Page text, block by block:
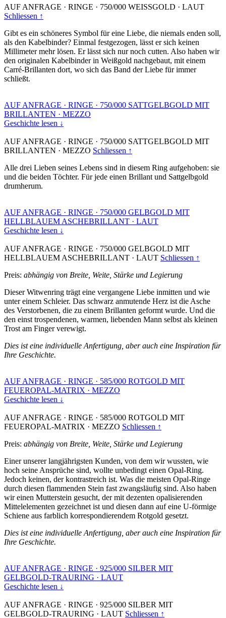
AUF ANFRAGE · RINGE · 750/000 WEISSGOLD · LAUT
Schliessen ↑
Gibt es ein schöneres Symbol für eine Liebe, die niemals enden soll,
als den Kabelbinder? Einmal festgezogen, lässt er sich keinen
Millimeter mehr lösen. Er lässt sich nur noch cutten. Also haben wir
den originalen Kabelbinder in Weißgold nachgebaut, mit einem
Carré-Brillanten dort, wo sich das Band der Liebe für immer
schließt.
AUF ANFRAGE · RINGE · 750/000 SATTGELBGOLD MIT
BRILLANTEN · MEZZO
Geschichte lesen ↓
AUF ANFRAGE · RINGE · 750/000 SATTGELBGOLD MIT
BRILLANTEN · MEZZO Schliessen ↑
Alle drei Lieben seines Lebens sind in diesem Ring aufgehoben: sie
und die beiden Töchter. Für jede einen Brillant und Sattgelbgold
drumherum.
AUF ANFRAGE · RINGE · 750/000 GELBGOLD MIT
HELLBLAUEM ASCHEBRILLANT · LAUT
Geschichte lesen ↓
AUF ANFRAGE · RINGE · 750/000 GELBGOLD MIT
HELLBLAUEM ASCHEBRILLANT · LAUT Schliessen ↑
Preis: abhängig von Breite, Weite, Stärke und Legierung
Dieser Witwenring trägt eine vergangene Liebe inmitten und wie
unter einem Schleier. Das schwarz anmutende Herz ist die Asche
des Verstorbenen, die zu einem Brillanten geformt wurde. Und die
den einst trospendenen, warmen, liebenden Mann selbst als kleinen
Trost am Finger verewigt.
Dies ist eine individuelle Anfertigung, aber auch eine Inspiration für
Ihre Geschichte.
AUF ANFRAGE · RINGE · 585/000 ROTGOLD MIT
FEUEROPAL-MATRIX · MEZZO
Geschichte lesen ↓
AUF ANFRAGE · RINGE · 585/000 ROTGOLD MIT
FEUEROPAL-MATRIX · MEZZO Schliessen ↑
Preis: abhängig von Breite, Weite, Stärke und Legierung
Einer unserer langjährigsten Kunden, von dem wir wussten, wie
hoch seine Ansprüche sind, wollte unbedingt einen Opal-Ring.
Jedoch keinen, der kontrastreich ist. Was die meisten Opal-Ringe
durch diesen flammenden Stein fast zwangsläufig sind. Also haben
wir einen Mutterstein gesucht, der mit dezenten opalisierenden
Mittelelementen gezeichnet ist und diesen dann auf eine U-förmige
Schiene aus farblich korrespondierendem Rotgold gesetzt.
Dies ist eine individuelle Anfertigung, aber auch eine Inspiration für
Ihre Geschichte.
AUF ANFRAGE · RINGE · 925/000 SILBER MIT
GELBGOLD-TRAURING · LAUT
Geschichte lesen ↓
AUF ANFRAGE · RINGE · 925/000 SILBER MIT
GELBGOLD-TRAURING · LAUT Schliessen ↑